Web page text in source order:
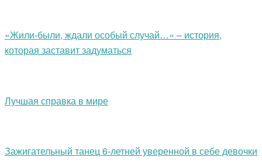
«Жили-были, ждали особый случай…» – история,
которая заставит задуматься
Лучшая справка в мире
Зажигательный танец 6-летней уверенной в себе девочки